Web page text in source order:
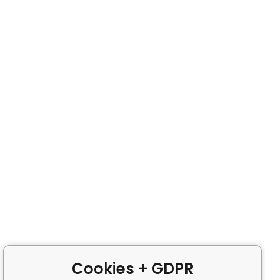
Cookies + GDPR